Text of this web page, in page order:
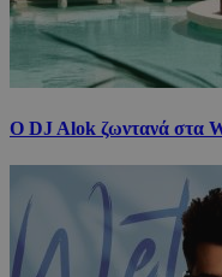
Ο DJ Alok ζωντανά στα